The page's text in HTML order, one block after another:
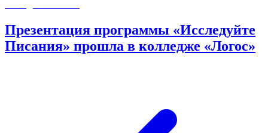
Презентация программы «Исследуйте
Писания» прошла в колледже «Логос»